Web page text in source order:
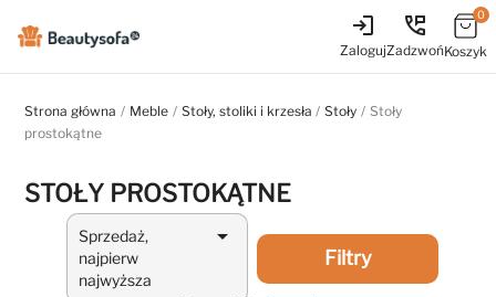
login
Zaloguj
perm_phone_msg
Zadzwoń
0
Koszyk
Strona główna Meble Stoły, stoliki i krzesła Stoły
Stoły
prostokątne
STOŁY PROSTOKĄTNE
Sprzedaż,
najpierw
najwyższa

Filtry